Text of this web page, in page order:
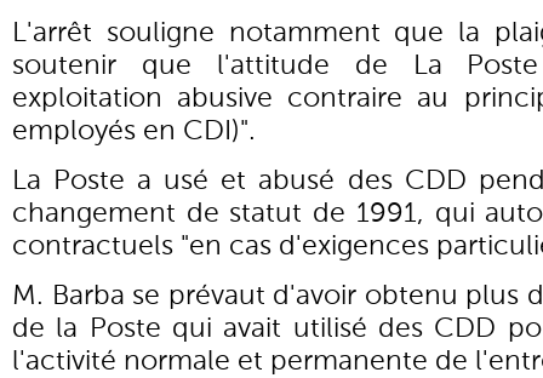
L'arrêt souligne notamment que la
soutenir que l'attitude de La
exploitation abusive contraire au
employés en CDI)".
La Poste a usé et abusé des CDD
changement de statut de 1991, qui
contractuels "en cas d'exigences
M. Barba se prévaut d'avoir obtenu plus
de la Poste qui avait utilisé des CDD
l'activité normale et permanente de